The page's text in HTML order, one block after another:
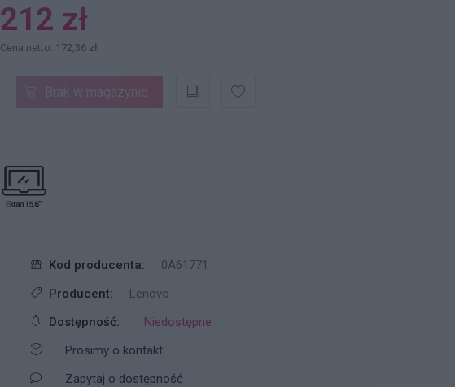
212 zł
Cena netto: 172,36 zł
Brak w magazynie
Kod producenta:
0A61771
Producent:
Lenovo
Dostępność:
Niedostępne
Prosimy o kontakt
Zapytaj o dostępność